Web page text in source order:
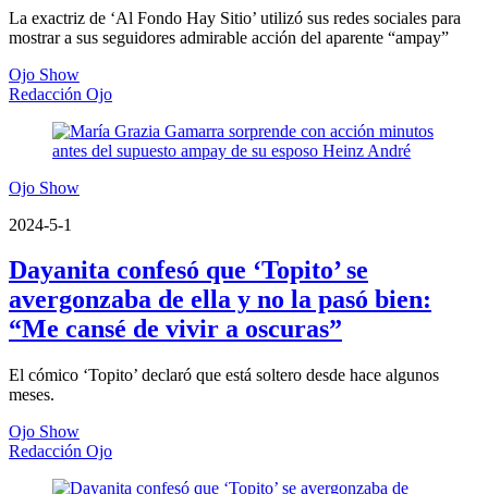
La exactriz de ‘Al Fondo Hay Sitio’ utilizó sus redes sociales para
mostrar a sus seguidores admirable acción del aparente “ampay”
Ojo Show
Redacción Ojo
Ojo Show
2024-5-1
Dayanita confesó que ‘Topito’ se
avergonzaba de ella y no la pasó bien:
“Me cansé de vivir a oscuras”
El cómico ‘Topito’ declaró que está soltero desde hace algunos
meses.
Ojo Show
Redacción Ojo